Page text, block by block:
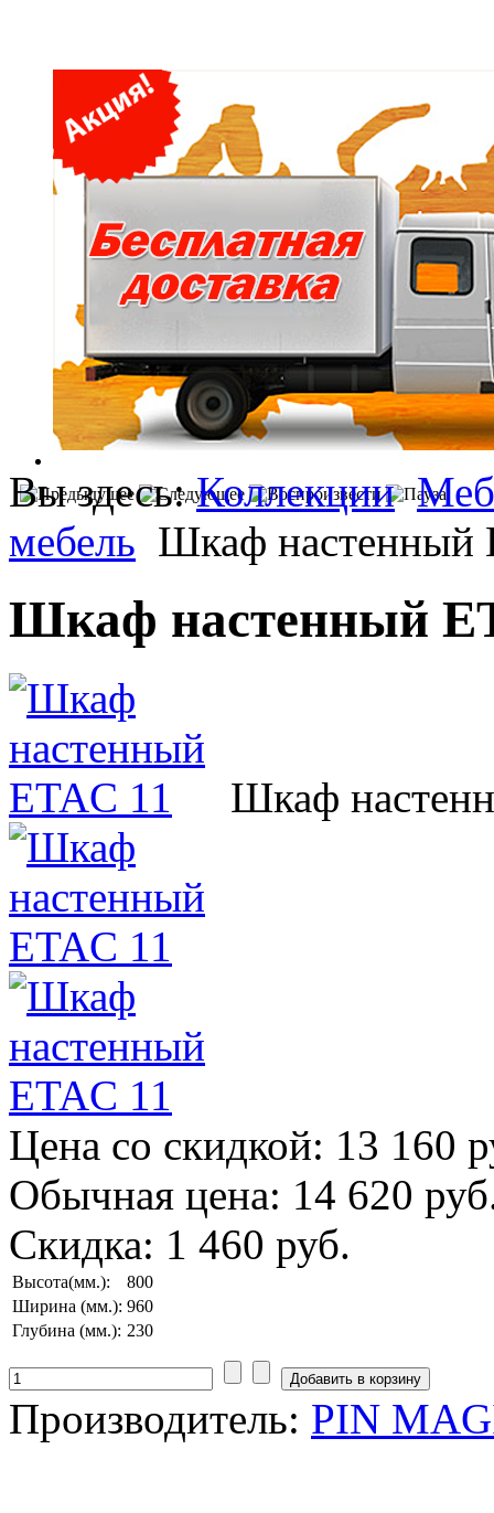
Вы здесь:Коллекции
мебель Шкаф настенный
Шкаф настенный
Шкаф
Цена со скидкой: 13 160
Обычная цена: 14 620
Скидка: 1 460 руб.
Высота(мм.):
800
Ширина (мм.): 960
Глубина (мм.): 230
Производитель: PIN